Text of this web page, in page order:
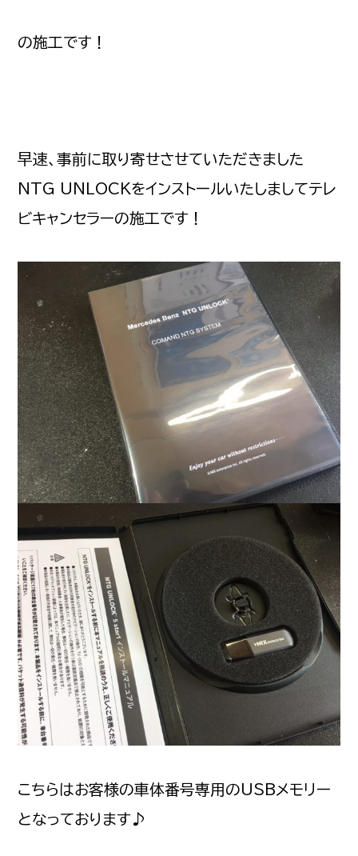
の施工です！
早速、事前に取り寄せさせていただきました
NTG UNLOCKをインストールいたしましてテレ
ビキャンセラーの施工です！
こちらはお客様の車体番号専用のUSBメモリー
となっております♪